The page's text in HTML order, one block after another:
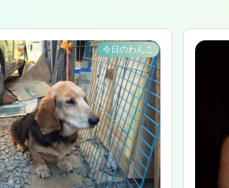
今日のわんこ